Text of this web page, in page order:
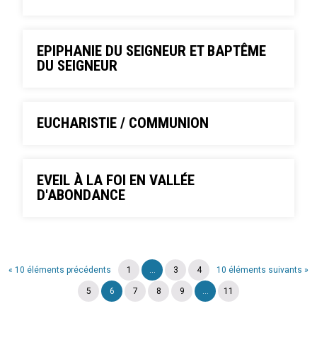
EPIPHANIE DU SEIGNEUR ET BAPTÊME
DU SEIGNEUR
EUCHARISTIE / COMMUNION
EVEIL À LA FOI EN VALLÉE
D'ABONDANCE
« 10 éléments précédents 10 éléments suivants »
1 ... 3 4
5 6 7 8 9 ... 11